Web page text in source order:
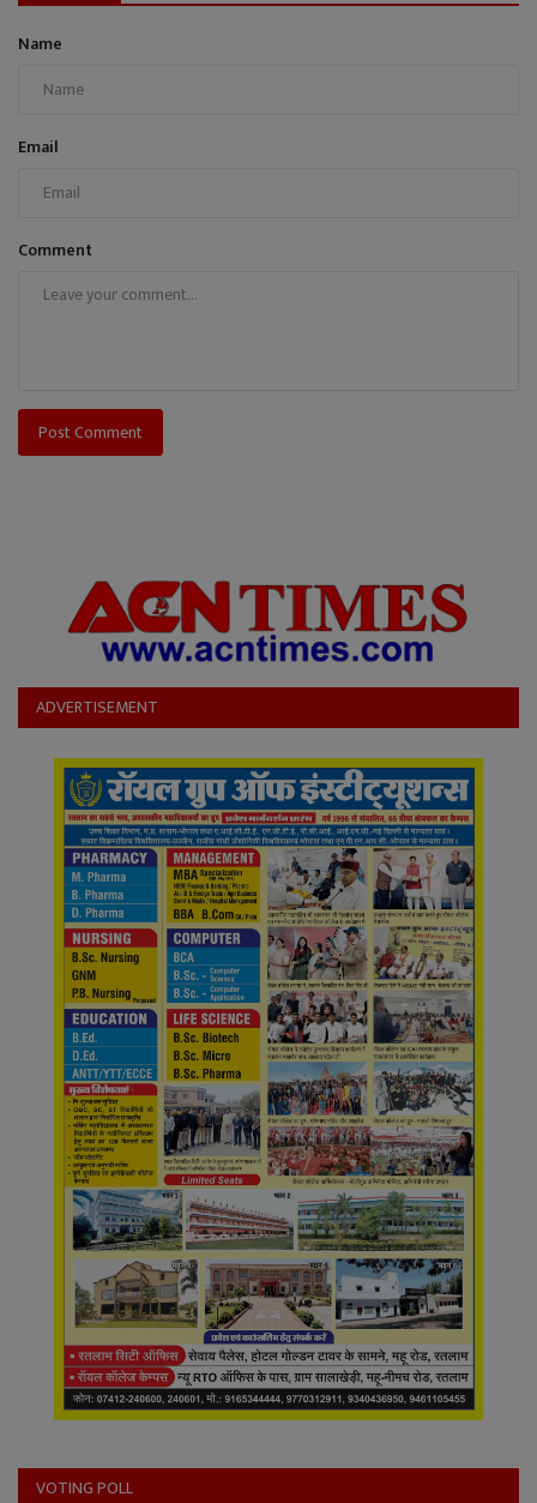
Name
Email
Comment
Post Comment
ADVERTISEMENT
VOTING POLL